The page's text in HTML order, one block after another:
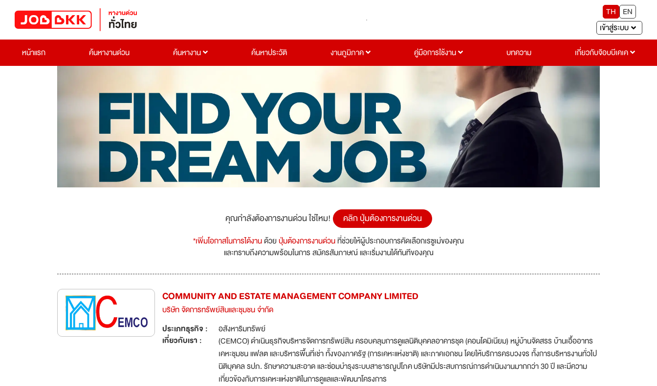
TH
EN
เข้าสู่ระบบ
หน้าแรก
ค้นหางานด่วน ค้นหางาน ค้นหาประวัติ งานภูมิภาค คู่มือการใช้งาน บทความ เกี่ยวกับจ๊อบบีเคเค
คุณกำลังต้องการงานด่วน ใช่ไหม! คลิก ปุ่มต้องการงานด่วน
*เพิ่มโอกาสในการได้งานด้วยปุ่มต้องการงานด่วนที่ช่วยให้ผู้ประกอบการคัดเลือกเรซูเม่ของคุณ
และทราบถึงความพร้อมในการ สมัครสัมภาษณ์ และเริ่มงานได้ทันทีของคุณ
COMMUNITY AND ESTATE MANAGEMENT COMPANY LIMITED
บริษัท จัดการทรัพย์สินและชุมชน จำกัด
ประเภทธุรกิจ :
อสังหาริมทรัพย์
เกี่ยวกับเรา :
(CEMCO) ดำเนินธุรกิจบริหารจัดการทรัพย์สิน ครอบคลุมการดูแลนิติบุคคลอาคารชุด (คอนโดมิเนียม) หมู่บ้านจัดสรร บ้านเอื้ออาทร
เคหะชุมชน แฟลต และบริหารพื้นที่เช่า ทั้งของภาครัฐ (การเคหะแห่งชาติ) และภาคเอกชน โดยให้บริการครบวงจร ทั้งการบริหารงานทั่วไป
นิติบุคคล รปภ. รักษาความสะอาด และซ่อมบำรุงระบบสาธารณูปโภค บริษัทมีประสบการณ์การดำเนินงานมากกว่า 30 ปี และมีความ
เกี่ยวข้องกับการเคหะแห่งชาติในการดูแลและพัฒนาโครงการ